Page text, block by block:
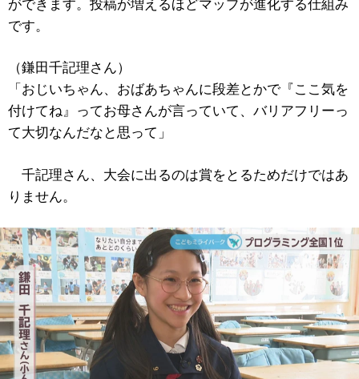
ができます。投稿が増えるほどマップが進化する仕組み
です。
（鎌田千記理さん）
「おじいちゃん、おばあちゃんに段差とかで『ここ気を
付けてね』ってお母さんが言っていて、バリアフリーっ
て大切なんだなと思って」
千記理さん、大会に出るのは賞をとるためだけではあ
りません。